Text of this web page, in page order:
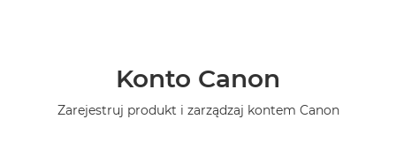
Konto Canon
Zarejestruj produkt i zarządzaj kontem Canon